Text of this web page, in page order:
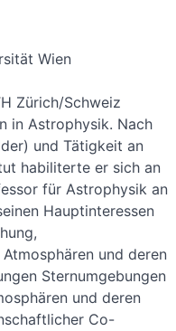
Wien
Zürich/Schweiz
in Astrophysik. Nach
und Tätigkeit an
habiliterte er sich an
für Astrophysik an
Hauptinteressen
und deren
Sternumgebungen
und deren
Co-